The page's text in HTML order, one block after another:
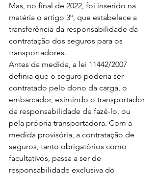
Mas, no final de 2022, foi inserido na
matéria o artigo 3º, que estabelece a
transferência da responsabilidade da
contratação dos seguros para os
transportadores.
Antes da medida, a lei 11442/2007
definia que o seguro poderia ser
contratado pelo dono da carga, o
embarcador, eximindo o transportador
da responsabilidade de fazê-lo, ou
pela própria transportadora. Com a
medida provisória, a contratação de
seguros, tanto obrigatórios como
facultativos, passa a ser de
responsabilidade exclusiva do